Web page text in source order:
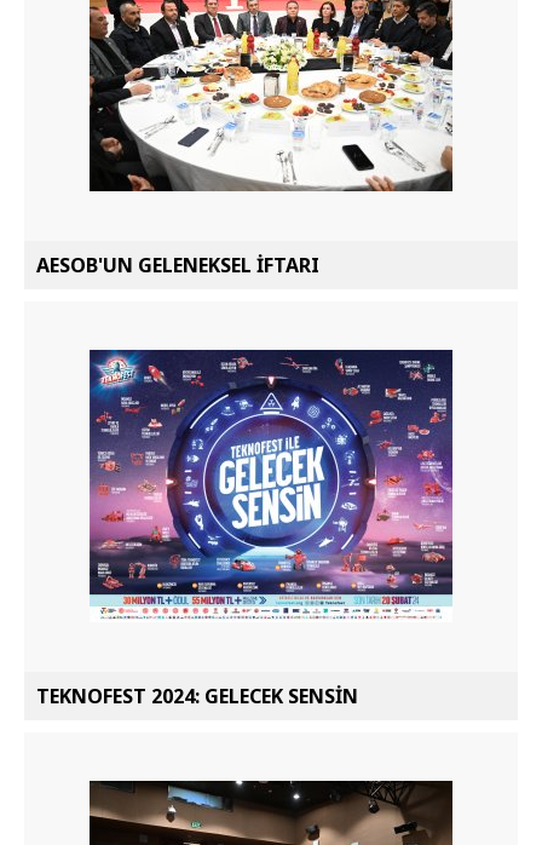
AESOB'UN GELENEKSEL İFTARI
TEKNOFEST 2024: GELECEK SENSİN